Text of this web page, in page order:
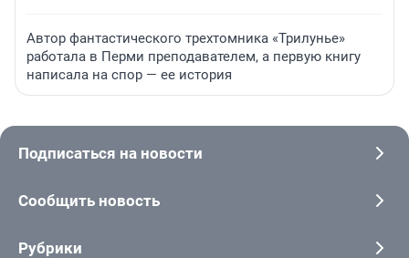
Автор фантастического трехтомника «Трилунье»
работала в Перми преподавателем, а первую книгу
написала на спор — ее история
Подписаться на новости
Сообщить новость
Рубрики